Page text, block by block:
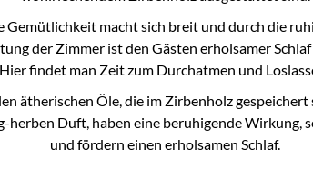
Gemütlichkeit macht sich breit und durch die
der Zimmer ist den Gästen erholsamer
Hier findet man Zeit zum Durchatmen und
ätherischen Öle, die im Zirbenholz
herben Duft, haben eine beruhigende Wirkung,
und fördern einen erholsamen Schlaf.